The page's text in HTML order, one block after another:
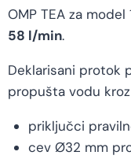
OMP TEA za
58 l/min.
Deklarisani protok
propušta vodu
priključci
cev Ø32 mm